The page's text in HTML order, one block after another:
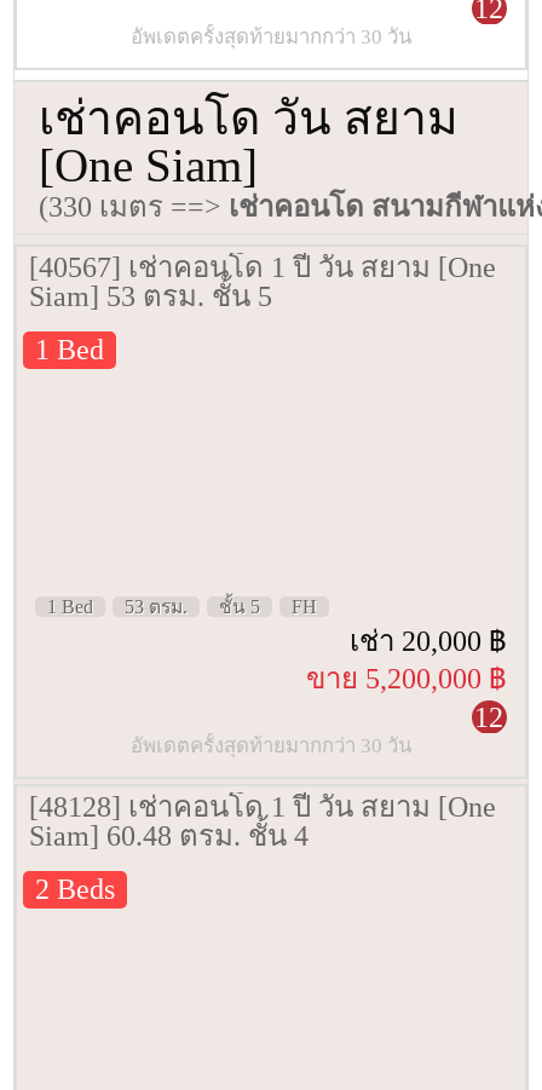
12
อัพเดตครั้งสุดท้ายมากกว่า 30 วัน
เช่าคอนโด วัน สยาม
[One Siam]
(330 เมตร ==> เช่าคอนโด สนามกีฬาแห่
[40567] เช่าคอนโด 1 ปี วัน สยาม [One
Siam] 53 ตรม. ชั้น 5
1 Bed
1 Bed 53 ตรม. ชั้น 5 FH
เช่า 20,000 ฿
ขาย 5,200,000 ฿
12
อัพเดตครั้งสุดท้ายมากกว่า 30 วัน
[48128] เช่าคอนโด 1 ปี วัน สยาม [One
Siam] 60.48 ตรม. ชั้น 4
2 Beds